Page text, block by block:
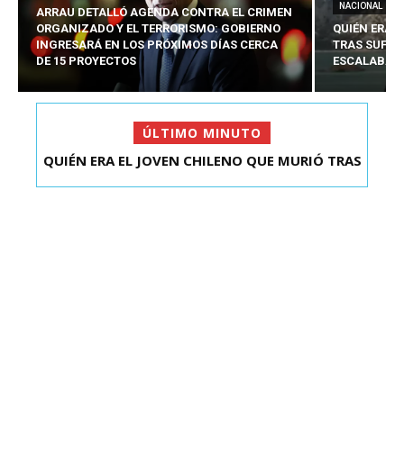
ARRAU DETALLÓ AGENDA CONTRA EL CRIMEN
ORGANIZADO Y EL TERRORISMO: GOBIERNO
INGRESARÁ EN LOS PRÓXIMOS DÍAS CERCA
DE 15 PROYECTOS
NACIONAL
QUIÉN ERA
TRAS
ESCALABA
ÚLTIMO MINUTO
TC ADMITE A TRÁMITE Y DECLARA ADMISIBLES